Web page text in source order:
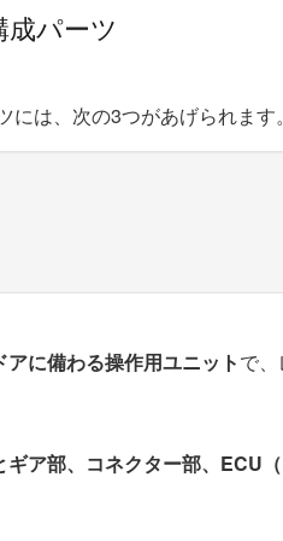
パーツ
は、次の3つがあげられます。
アに備わる操作用ユニットで
ギア部、コネクター部、ECU